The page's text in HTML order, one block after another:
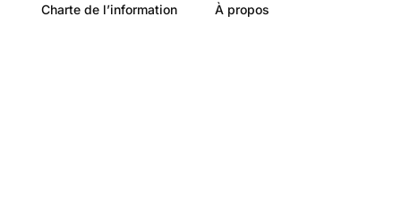
Charte de l’information À propos